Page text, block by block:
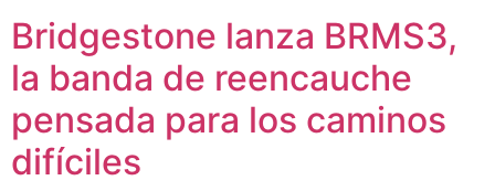
Bridgestone lanza BRMS3,
la banda de reencauche
pensada para los caminos
difíciles